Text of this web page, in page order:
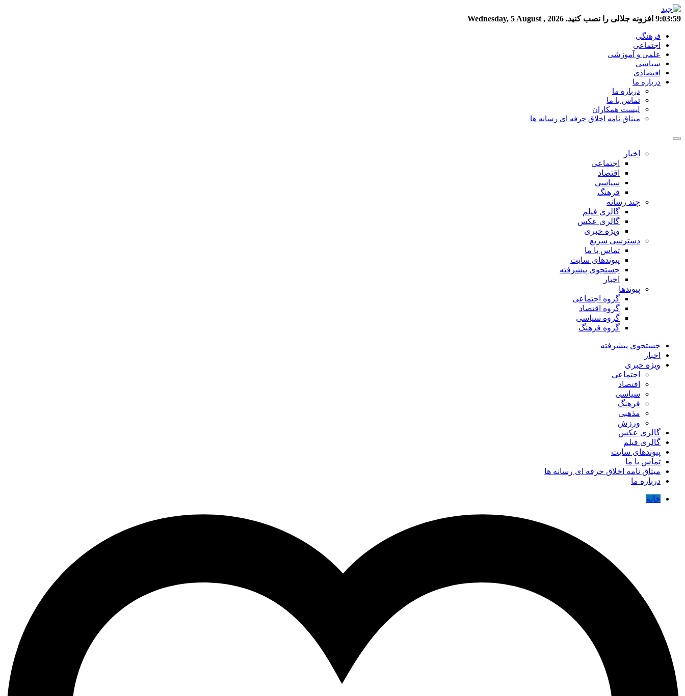
9:04:00 افزونه جلالی را نصب کنید. Wednesday, 5 August , 2026
فرهنگی
اجتماعی
علمی و آموزشی
سیاسی
اقتصادی
درباره ما
درباره ما
تماس با ما
لیست همکاران
میثاق نامه اخلاق حرفه ای رسانه ها
اخبار
اجتماعی
اقتصاد
سیاسی
فرهنگ
چند رسانه
گالری فیلم
گالری عکس
ویژه خبری
دسترسی سریع
تماس با ما
پیوندهای سایت
جستجوی پیشرفته
اخبار
پیوندها
گروه اجتماعی
گروه اقتصاد
گروه سیاسی
گروه فرهنگ
جستجوی پیشرفته
اخبار
ویژه خبری
اجتماعی
اقتصاد
سیاسی
فرهنگ
مذهبی
ورزش
گالری عکس
گالری فیلم
پیوندهای سایت
تماس با ما
میثاق نامه اخلاق حرفه ای رسانه ها
درباره ما
خانه